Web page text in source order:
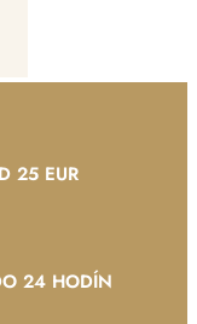
25 EUR
24 HODÍN